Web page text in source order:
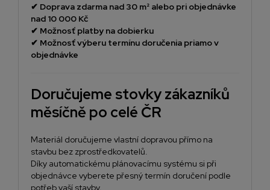
✔ Doprava zdarma nad 30 m² alebo pri objednávke
nad 10 000 Kč
✔ Možnosť platby na dobierku
✔ Možnosť výberu termínu doručenia priamo v
objednávke
Doručujeme stovky zákazníků
měsíčně po celé ČR
Materiál doručujeme vlastní dopravou přímo na
stavbu bez zprostředkovatelů.
Díky automatickému plánovacímu systému si při
objednávce vyberete přesný termín doručení podle
potřeb vaší stavby.